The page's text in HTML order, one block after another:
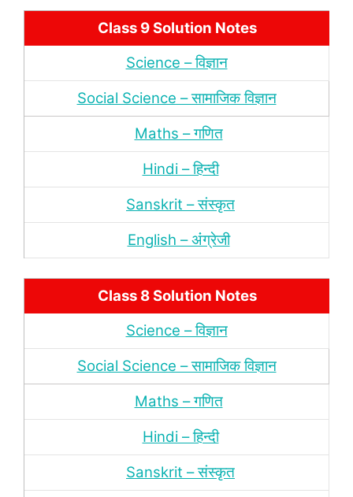
Class 9 Solution Notes
Science – विज्ञान
Social Science – सामाजिक विज्ञान
Maths – गणित
Hindi – हिन्‍दी
Sanskrit – संस्‍कृत
English – अंंग्रेजी
Class 8 Solution Notes
Science – विज्ञान
Social Science – सामाजिक विज्ञान
Maths – गणित
Hindi – हिन्‍दी
Sanskrit – संस्‍कृत